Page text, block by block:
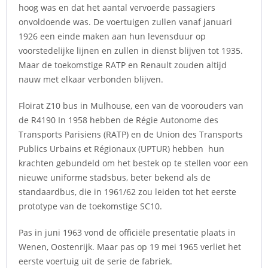
hoog was en dat het aantal vervoerde passagiers
onvoldoende was. De voertuigen zullen vanaf januari
1926 een einde maken aan hun levensduur op
voorstedelijke lijnen en zullen in dienst blijven tot 1935.
Maar de toekomstige RATP en Renault zouden altijd
nauw met elkaar verbonden blijven.
Floirat Z10 bus in Mulhouse, een van de voorouders van
de R4190 In 1958 hebben de Régie Autonome des
Transports Parisiens (RATP) en de Union des Transports
Publics Urbains et Régionaux (UPTUR) hebben hun
krachten gebundeld om het bestek op te stellen voor een
nieuwe uniforme stadsbus, beter bekend als de
standaardbus, die in 1961/62 zou leiden tot het eerste
prototype van de toekomstige SC10.
Pas in juni 1963 vond de officiële presentatie plaats in
Wenen, Oostenrijk. Maar pas op 19 mei 1965 verliet het
eerste voertuig uit de serie de fabriek.